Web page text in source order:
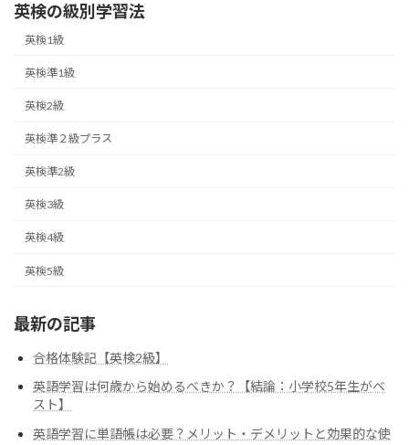
英検の級別学習法
英検1級
英検準1級
英検2級
英検準２級プラス
英検準2級
英検3級
英検4級
英検5級
最新の記事
合格体験記【英検2級】
英語学習は何歳から始めるべきか？【結論：小学校5年生がベ
スト】
英語学習に単語帳は必要？メリット・デメリットと効果的な使